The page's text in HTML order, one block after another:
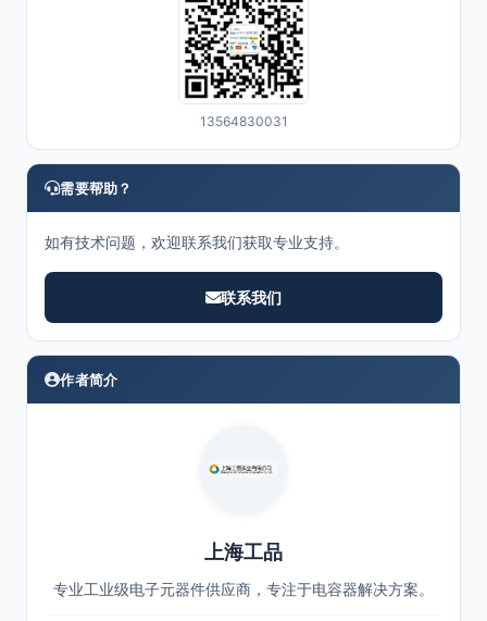
13564830031
需要帮助？
如有技术问题，欢迎联系我们获取专业支持。
联系我们
作者简介
上海工品
专业工业级电子元器件供应商，专注于电容器解决方案。